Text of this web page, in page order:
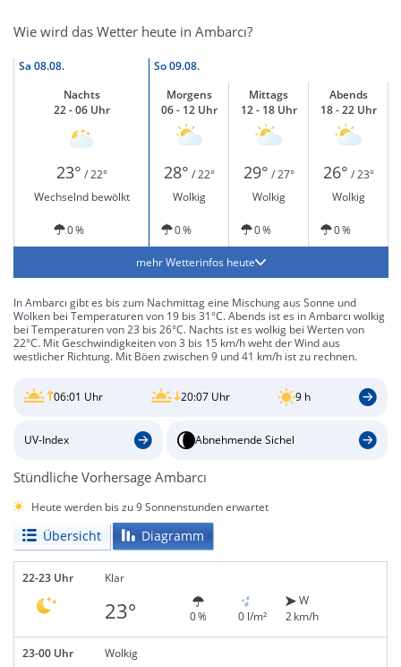
Wie wird das Wetter heute in Ambarcı?
Sa 08.08. So09.08.
Nachts
22 - 06 Uhr
Morgens
06 - 12 Uhr
Mittags
12 - 18 Uhr
Abends
18 - 22 Uhr
23° / 22° 28° / 22° 29° / 27° 26° / 23°
Wechselnd bewölkt
Wolkig Wolkig Wolkig
0 % 0 % 0 % 0 %
mehr Wetterinfos heute
In Ambarcı gibt es bis zum Nachmittag eine Mischung aus Sonne und
Wolken bei Temperaturen von 19 bis 31°C. Abends ist es in Ambarcı wolkig
bei Temperaturen von 23 bis 26°C. Nachts ist es wolkig bei Werten von
22°C. Mit Geschwindigkeiten von 3 bis 15 km/h weht der Wind aus
westlicher Richtung. Mit Böen zwischen 9 und 41 km/h ist zu rechnen.
06:01 Uhr 20:07 Uhr 9 h
UV-Index Abnehmende Sichel
Stündliche Vorhersage Ambarcı
Heute werden bis zu 9 Sonnenstunden erwartet
Übersicht Diagramm
22-23 Uhr Klar
23° 0 % 0 l/m²
W
2 km/h
23-00 Uhr Wolkig